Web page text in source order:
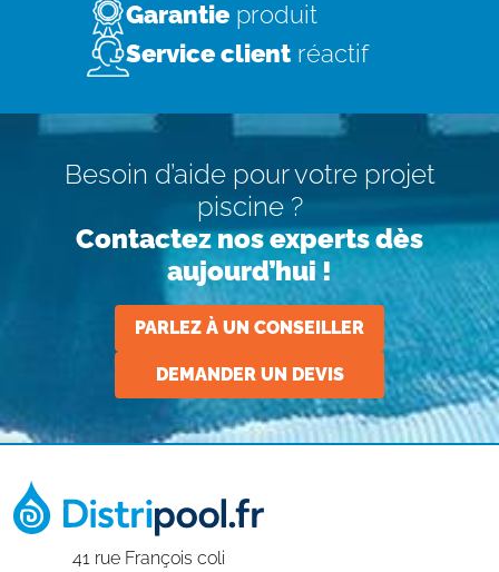
Garantie produit
Service client réactif
Besoin d’aide pour votre projet
piscine ?
Contactez nos experts dès
aujourd’hui !
PARLEZ À UN CONSEILLER
DEMANDER UN DEVIS
41 rue François coli